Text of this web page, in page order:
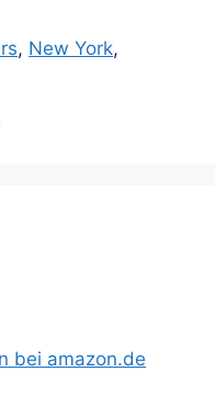
, New York,